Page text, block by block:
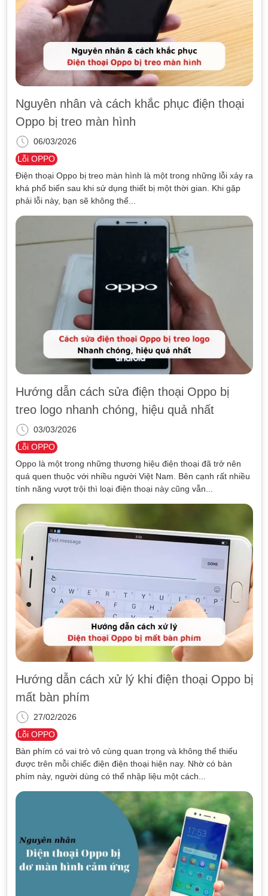
Nguyên nhân và cách khắc phục điện thoại
Oppo bị treo màn hình
06/03/2026
Lỗi OPPO
Điện thoại Oppo bị treo màn hình là một trong những lỗi xảy ra
khá phổ biến sau khi sử dụng thiết bị một thời gian. Khi gặp
phải lỗi này, bạn sẽ không thể...
Hướng dẫn cách sửa điện thoại Oppo bị
treo logo nhanh chóng, hiệu quả nhất
03/03/2026
Lỗi OPPO
Oppo là một trong những thương hiệu điện thoại đã trở nên
quá quen thuộc với nhiều người Việt Nam. Bên cạnh rất nhiều
tính năng vượt trội thì loại điện thoại này cũng vẫn...
Hướng dẫn cách xử lý khi điện thoại Oppo bị
mất bàn phím
27/02/2026
Lỗi OPPO
Bàn phím có vai trò vô cùng quan trọng và không thể thiếu
được trên mỗi chiếc điện điện thoại hiện nay. Nhờ có bàn
phím này, người dùng có thể nhập liệu một cách...